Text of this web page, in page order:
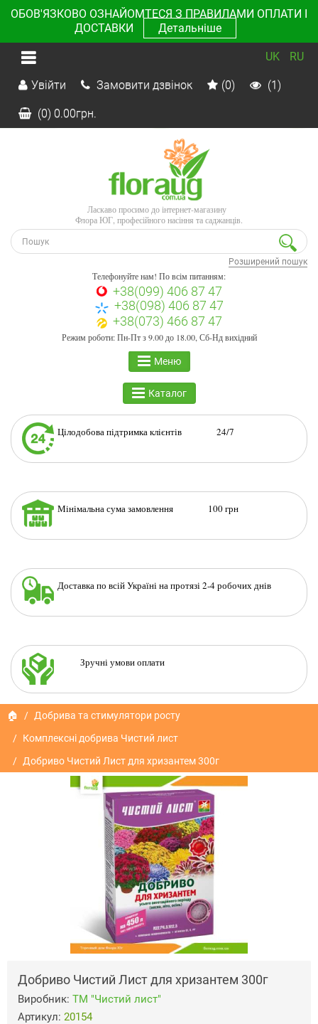
ОБОВ'ЯЗКОВО ОЗНАЙОМТЕСЯ З ПРАВИЛАМИ ОПЛАТИ І
ДОСТАВКИ
Детальніше
UK RU
Увійти Замовити дзвінок (0) (1)
(0) 0.00грн.
Ласкаво просимо до інтернет-магазину
Флора ЮГ, професійного насіння та саджанців.
Розширений пошук
Телефонуйте нам! По всім питанням:
+38(099) 406 87 47
+38(098) 406 87 47
+38(073) 466 87 47
Режим роботи: Пн-Пт з 9.00 до 18.00, Сб-Нд вихідний
Меню
Каталог
Цілодобова підтримка клієнтів 24/7
Мінімальна сума замовлення 100 грн
Доставка по всій Україні на протязі 2-4 робочих днів
Зручні умови оплати
🏠
Добрива та стимулятори росту
Комплексні добрива Чистий лист
Добриво Чистий Лист для хризантем 300г
Добриво Чистий Лист для хризантем 300г
Виробник: ТМ "Чистий лист"
Артикул: 20154